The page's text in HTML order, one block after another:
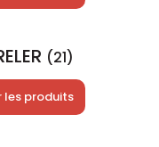
(21)
les produits